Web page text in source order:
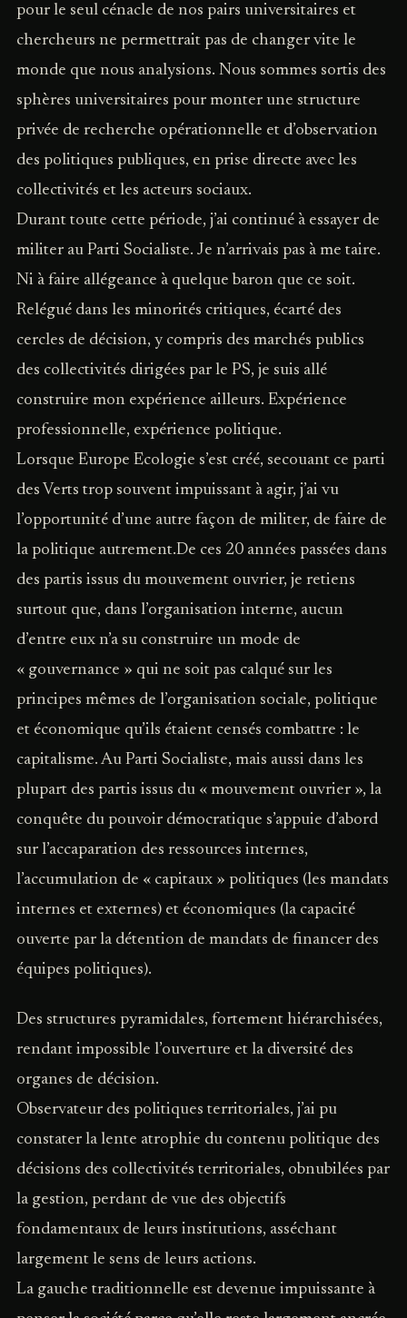
pour le seul cénacle de nos pairs universitaires et
chercheurs ne permettrait pas de changer vite le
monde que nous analysions. Nous sommes sortis des
sphères universitaires pour monter une structure
privée de recherche opérationnelle et d’observation
des politiques publiques, en prise directe avec les
collectivités et les acteurs sociaux.
Durant toute cette période, j’ai continué à essayer de
militer au Parti Socialiste. Je n’arrivais pas à me taire.
Ni à faire allégeance à quelque baron que ce soit.
Relégué dans les minorités critiques, écarté des
cercles de décision, y compris des marchés publics
des collectivités dirigées par le PS, je suis allé
construire mon expérience ailleurs. Expérience
professionnelle, expérience politique.
Lorsque Europe Ecologie s’est créé, secouant ce parti
des Verts trop souvent impuissant à agir, j’ai vu
l’opportunité d’une autre façon de militer, de faire de
la politique autrement.De ces 20 années passées dans
des partis issus du mouvement ouvrier, je retiens
surtout que, dans l’organisation interne, aucun
d’entre eux n’a su construire un mode de
« gouvernance » qui ne soit pas calqué sur les
principes mêmes de l’organisation sociale, politique
et économique qu’ils étaient censés combattre : le
capitalisme. Au Parti Socialiste, mais aussi dans les
plupart des partis issus du « mouvement ouvrier », la
conquête du pouvoir démocratique s’appuie d’abord
sur l’accaparation des ressources internes,
l’accumulation de « capitaux » politiques (les mandats
internes et externes) et économiques (la capacité
ouverte par la détention de mandats de financer des
équipes politiques).
Des structures pyramidales, fortement hiérarchisées,
rendant impossible l’ouverture et la diversité des
organes de décision.
Observateur des politiques territoriales, j’ai pu
constater la lente atrophie du contenu politique des
décisions des collectivités territoriales, obnubilées par
la gestion, perdant de vue des objectifs
fondamentaux de leurs institutions, asséchant
largement le sens de leurs actions.
La gauche traditionnelle est devenue impuissante à